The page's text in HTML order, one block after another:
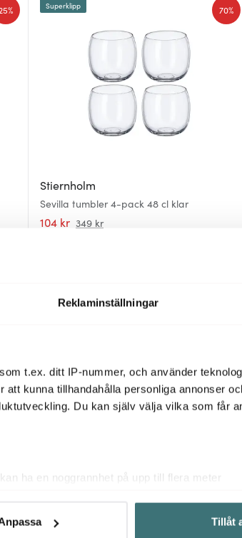
Reklaminställningar
t.ex. ditt IP-nummer, och använder
kunna tillhandahålla personliga annonser
Du kan själv välja vilka som får
ha en noggrannhet på upp till flera meter
detaljsektionen
Tillåt
Stiernholm
Sevilla tumbler 4-pack 48 cl klar
104 kr 349 kr
70%
Superklipp
I lager